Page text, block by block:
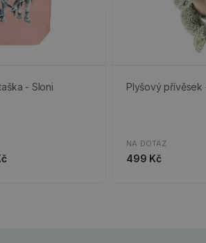
- Sloni Plyšový přívěsek
NA DOTAZ
499 Kč